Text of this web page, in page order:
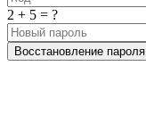
2 + 5 = ?
Восстановление пароля